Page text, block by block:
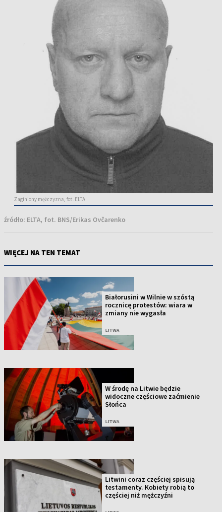
Zaginiony mężczyzna, fot. ELTA
źródło: ELTA, fot. BNS/Erikas Ovčarenko
WIĘCEJ NA TEN TEMAT
Białorusini w Wilnie w szóstą
rocznicę protestów: wiara w
zmiany nie wygasła
LITWA
W środę na Litwie będzie
widoczne częściowe zaćmienie
Słońca
LITWA
Litwini coraz częściej spisują
testamenty. Kobiety robią to
częściej niż mężczyźni